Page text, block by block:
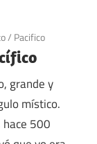
/ Pacifico
grande y
místico.
500